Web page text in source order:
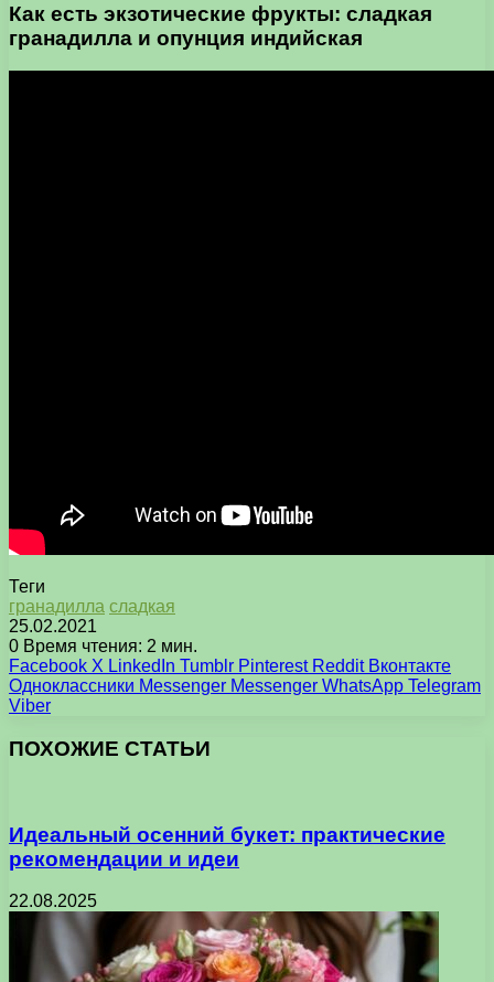
Как есть экзотические фрукты: сладкая
гранадилла и опунция индийская
Теги
гранадилла сладкая
25.02.2021
0 Время чтения: 2 мин.
Facebook X LinkedIn Tumblr Pinterest Reddit Вконтакте
Одноклассники Messenger Messenger WhatsApp Telegram
Viber
ПОХОЖИЕ СТАТЬИ
Идеальный осенний букет: практические
рекомендации и идеи
22.08.2025